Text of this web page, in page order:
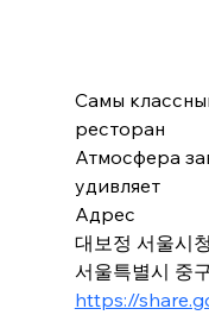
Самы
ресторан
Атмосфера
удивляет
Адрес
대보정 서울시
서울특별시 중
https://